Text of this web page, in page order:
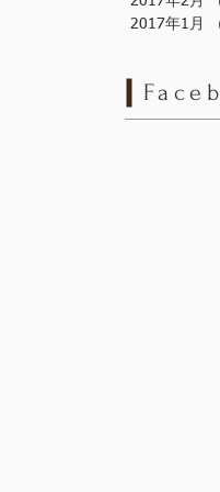
2017年1月